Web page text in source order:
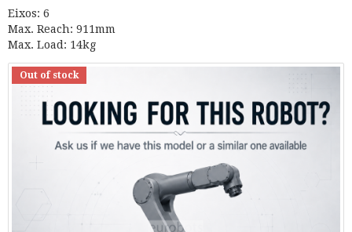
Eixos: 6
Max. Reach: 911mm
Max. Load: 14kg
Out of stock